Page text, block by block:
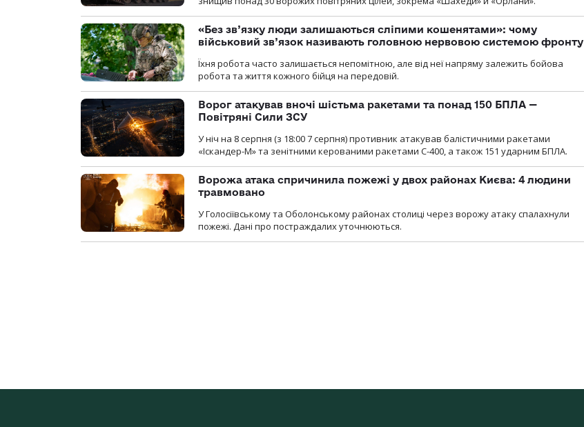
«Без зв’язку люди залишаються сліпими кошенятами»: чому
військовий зв’язок називають головною нервовою системою фронту
Їхня робота часто залишається непомітною, але від неї напряму залежить бойова
робота та життя кожного бійця на передовій.
Ворог атакував вночі шістьма ракетами та понад 150 БПЛА —
Повітряні Сили ЗСУ
У ніч на 8 серпня (з 18:00 7 серпня) противник атакував балістичними ракетами
«Іскандер-М» та зенітними керованими ракетами С-400, а також 151 ударним БПЛА.
Ворожа атака спричинила пожежі у двох районах Києва: 4 людини
травмовано
У Голосіївському та Оболонському районах столиці через ворожу атаку спалахнули
пожежі. Дані про постраждалих уточнюються.